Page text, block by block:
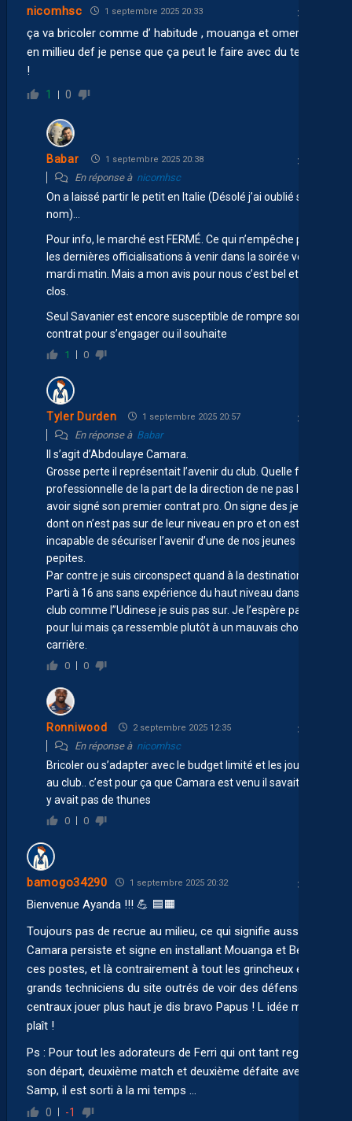
nicomhsc 1 septembre 2025 20:33
ça va bricoler comme d’ habitude , mouanga et omeragic
en millieu def je pense que ça peut le faire avec du temps
!
1 0
Babar 1 septembre 2025 20:38
En réponse à nicomhsc
On a laissé partir le petit en Italie (Désolé j’ai oublié son
nom)…
Pour info, le marché est FERMÉ. Ce qui n’empêche pas
les dernières officialisations à venir dans la soirée voire
mardi matin. Mais a mon avis pour nous c’est bel et bien
clos.
Seul Savanier est encore susceptible de rompre son
contrat pour s’engager ou il souhaite
1 0
Tyler Durden 1 septembre 2025 20:57
En réponse à Babar
Il s’agit d’Abdoulaye Camara.
Grosse perte il représentait l’avenir du club. Quelle faute
professionnelle de la part de la direction de ne pas lui
avoir signé son premier contrat pro. On signe des jeunes
dont on n’est pas sur de leur niveau en pro et on est
incapable de sécuriser l’avenir d’une de nos jeunes
pepites.
Par contre je suis circonspect quand à la destination.
Parti à 16 ans sans expérience du haut niveau dans un
club comme l”Udinese je suis pas sur. Je l’espère pas
pour lui mais ça ressemble plutôt à un mauvais choix de
carrière.
0 0
Ronniwood 2 septembre 2025 12:35
En réponse à nicomhsc
Bricoler ou s’adapter avec le budget limité et les joueurs
au club.. c’est pour ça que Camara est venu il savait qu’il
y avait pas de thunes
0 0
bamogo34290 1 septembre 2025 20:32
Bienvenue Ayanda !!! 💪 🟦🟧
Toujours pas de recrue au milieu, ce qui signifie aussi que
Camara persiste et signe en installant Mouanga et Becir à
ces postes, et là contrairement à tout les grincheux et
grands techniciens du site outrés de voir des défenseurs
centraux jouer plus haut je dis bravo Papus ! L idée me
plaît !
Ps : Pour tout les adorateurs de Ferri qui ont tant regretté
son départ, deuxième match et deuxième défaite avec la
Samp, il est sorti à la mi temps …
0 -1